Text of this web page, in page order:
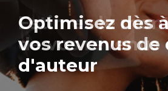
Optimisez dès
vos revenus de
d'auteur
Estimez le
de vos revenus
d'auteur